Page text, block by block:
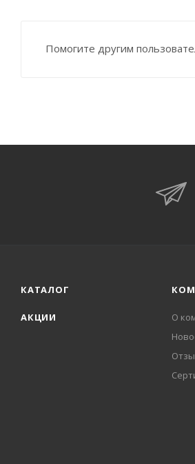
Помогите другим
КАТАЛОГ
АКЦИИ
О